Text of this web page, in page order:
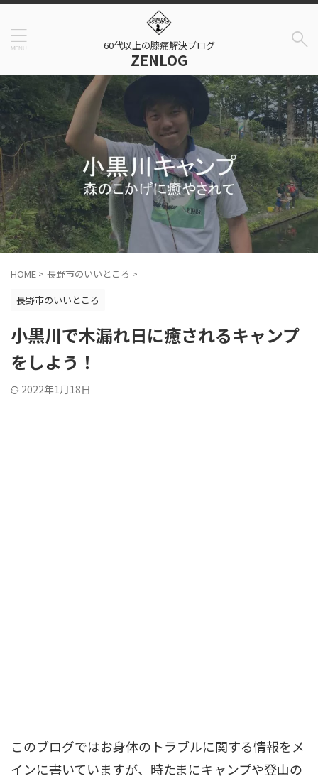
60代以上の膝痛解決ブログ
ZENLOG
HOME > 長野市のいいところ >
長野市のいいところ
小黒川で木漏れ日に癒されるキャンプ
をしよう！
2022年1月18日
このブログではお身体のトラブルに関する情報をメ
インに書いていますが、時たまにキャンプや登山の